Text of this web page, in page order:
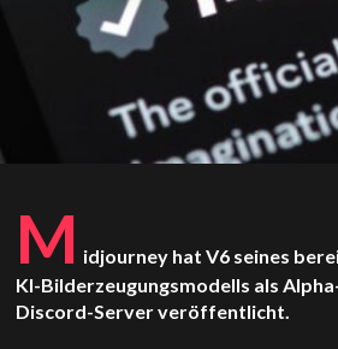
M idjourney hat V6 seines
KI-Bilderzeugungsmodells als
Discord-Server veröffentlicht.